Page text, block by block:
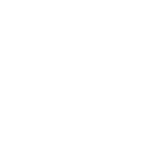
COOPERACIÓN EN LA